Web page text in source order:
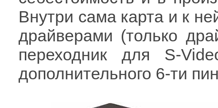
Внутри сама карта и к
драйверами (только
переходник для S-
дополнительного 6-ти